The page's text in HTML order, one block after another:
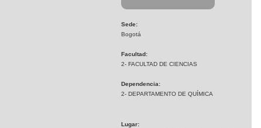
Sede:
Bogotá
Facultad:
2- FACULTAD DE CIENCIAS
Dependencia:
2- DEPARTAMENTO DE QUÍMICA
Lugar: